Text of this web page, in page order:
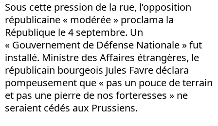
Sous cette pression de la rue, l’opposition
républicaine « modérée » proclama la
République le 4 septembre. Un
« Gouvernement de Défense Nationale » fut
installé. Ministre des Affaires étrangères, le
républicain bourgeois Jules Favre déclara
pompeusement que « pas un pouce de terrain
et pas une pierre de nos forteresses » ne
seraient cédés aux Prussiens.